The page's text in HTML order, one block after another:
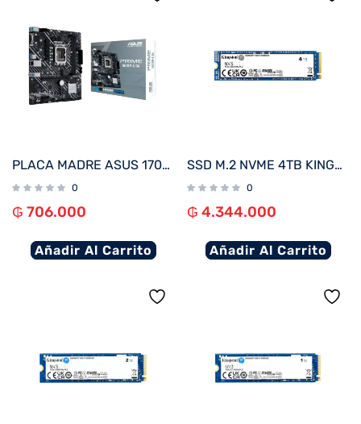
PLACA MADRE ASUS 1700 PRIME H610M-E D4 V/S/R/HDMI/2M2/DDR4/USB3.2/MATX
0
₲ 706.000
Añadir Al Carrito
SSD M.2 NVME 4TB KINGSTON SNV3S/4000G 6000/5000MB/S PCIE 4.0
0
₲ 4.344.000
Añadir Al Carrito